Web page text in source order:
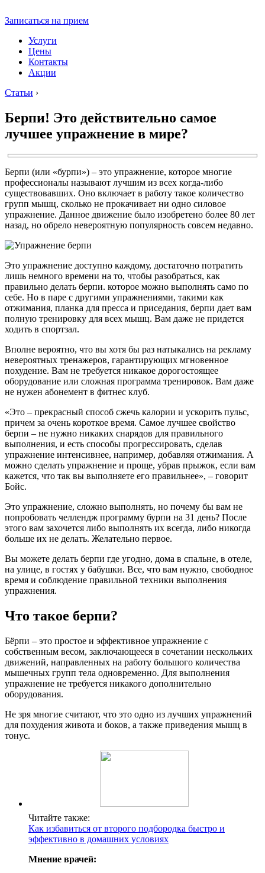
Записаться на прием
Услуги
Цены
Контакты
Акции
Статьи ›
Берпи! Это действительно самое
лучшее упражнение в мире?
Берпи (или «бурпи») – это упражнение, которое многие
профессионалы называют лучшим из всех когда-либо
существовавших. Оно включает в работу такое количество
групп мышц, сколько не прокачивает ни одно силовое
упражнение. Данное движение было изобретено более 80 лет
назад, но обрело невероятную популярность совсем недавно.
Это упражнение доступно каждому, достаточно потратить
лишь немного времени на то, чтобы разобраться, как
правильно делать берпи. которое можно выполнять само по
себе. Но в паре с другими упражнениями, такими как
отжимания, планка для пресса и приседания, берпи дает вам
полную тренировку для всех мышц. Вам даже не придется
ходить в спортзал.
Вполне вероятно, что вы хотя бы раз натыкались на рекламу
невероятных тренажеров, гарантирующих мгновенное
похудение. Вам не требуется никакое дорогостоящее
оборудование или сложная программа тренировок. Вам даже
не нужен абонемент в фитнес клуб.
«Это – прекрасный способ сжечь калории и ускорить пульс,
причем за очень короткое время. Самое лучшее свойство
берпи – не нужно никаких снарядов для правильного
выполнения, и есть способы прогрессировать, сделав
упражнение интенсивнее, например, добавляя отжимания. А
можно сделать упражнение и проще, убрав прыжок, если вам
кажется, что так вы выполняете его правильнее», – говорит
Бойс.
Это упражнение, сложно выполнять, но почему бы вам не
попробовать челлендж программу бурпи на 31 день? После
этого вам захочется либо выполнять их всегда, либо никогда
больше их не делать. Желательно первое.
Вы можете делать берпи где угодно, дома в спальне, в отеле,
на улице, в гостях у бабушки. Все, что вам нужно, свободное
время и соблюдение правильной техники выполнения
упражнения.
Что такое берпи?
Бёрпи – это простое и эффективное упражнение с
собственным весом, заключающееся в сочетании нескольких
движений, направленных на работу большого количества
мышечных групп тела одновременно. Для выполнения
упражнение не требуется никакого дополнительно
оборудования.
Не зря многие считают, что это одно из лучших упражнений
для похудения живота и боков, а также приведения мышц в
тонус.
Читайте также:
Как избавиться от второго подбородка быстро и
эффективно в домашних условиях
Мнение врачей: